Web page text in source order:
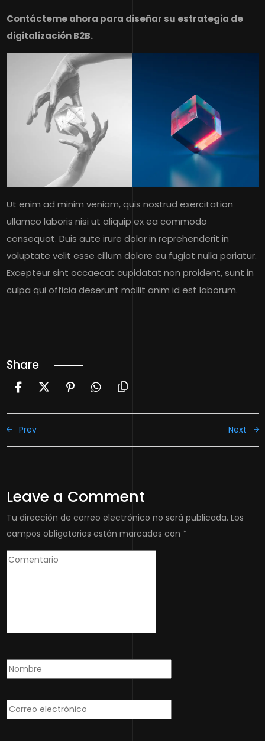
Contácteme ahora para diseñar su estrategia de
digitalización B2B.
Ut enim ad minim veniam, quis nostrud exercitation
ullamco laboris nisi ut aliquip ex ea commodo
consequat. Duis aute irure dolor in reprehenderit in
voluptate velit esse cillum dolore eu fugiat nulla pariatur.
Excepteur sint occaecat cupidatat non proident, sunt in
culpa qui officia deserunt mollit anim id est laborum.
Share
Prev Next
Leave a Comment
Tu dirección de correo electrónico no será publicada. Los
campos obligatorios están marcados con *